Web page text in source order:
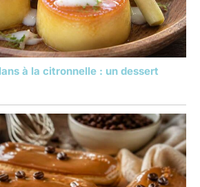
à la citronnelle : un dessert